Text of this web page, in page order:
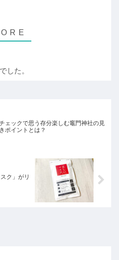
した。
ェックで思う存分楽しむ竈門神社の見
ポイントとは？
ク」がリ